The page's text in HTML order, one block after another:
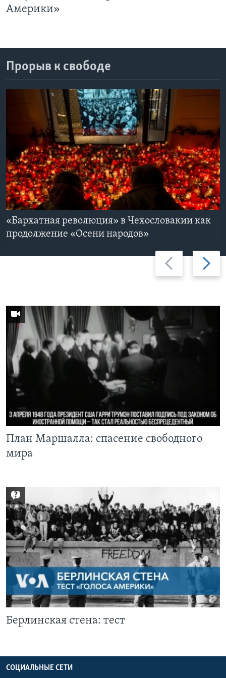
Learning English
Языки
Америки»
Прорыв к свободе
Previous
slide
Дальше
«Бархатная революция» в Чехословакии как
продолжение «Осени народов»
План Маршалла: спасение свободного
мира
Берлинская стена: тест
СОЦИАЛЬНЫЕ СЕТИ